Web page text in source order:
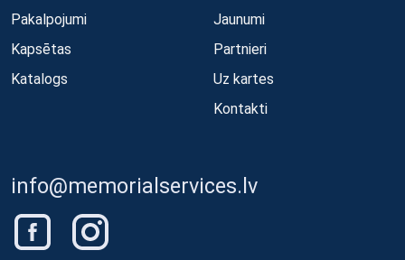
Pakalpojumi
Kapsētas
Katalogs
Jaunumi
Partnieri
Uz kartes
Kontakti
info@memorialservices.lv